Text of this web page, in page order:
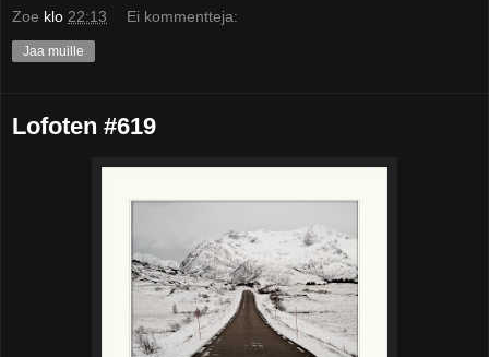
Zoe klo 22:13 Ei kommentteja:
Jaa muille
Lofoten #619